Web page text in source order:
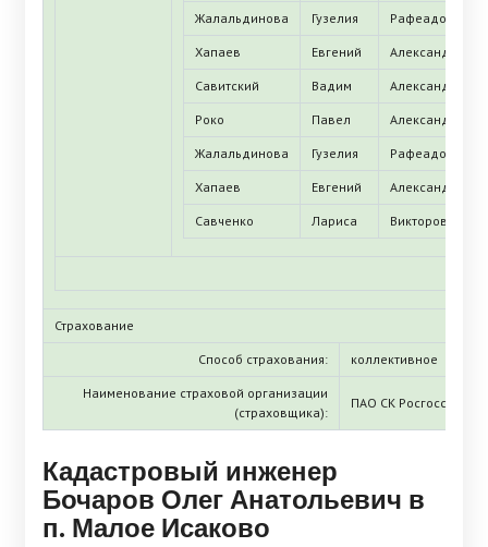
Жалальдинова Гузелия Рафеадовна
Хапаев Евгений Александрович
Савитский Вадим Александрович
Роко Павел Александрович
Жалальдинова Гузелия Рафеадовна
Хапаев Евгений Александрович
Савченко Лариса Викторовна
Страхование
Способ страхования: коллективное
Наименование страховой организации
(страховщика):
ПАО СК Росгосстрах
Кадастровый инженер
Бочаров Олег Анатольевич в
п. Малое Исаково